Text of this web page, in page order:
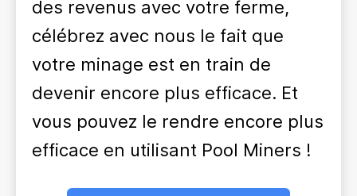
des revenus avec votre ferme,
célébrez avec nous le fait que
votre minage est en train de
devenir encore plus efficace. Et
vous pouvez le rendre encore plus
efficace en utilisant Pool Miners !